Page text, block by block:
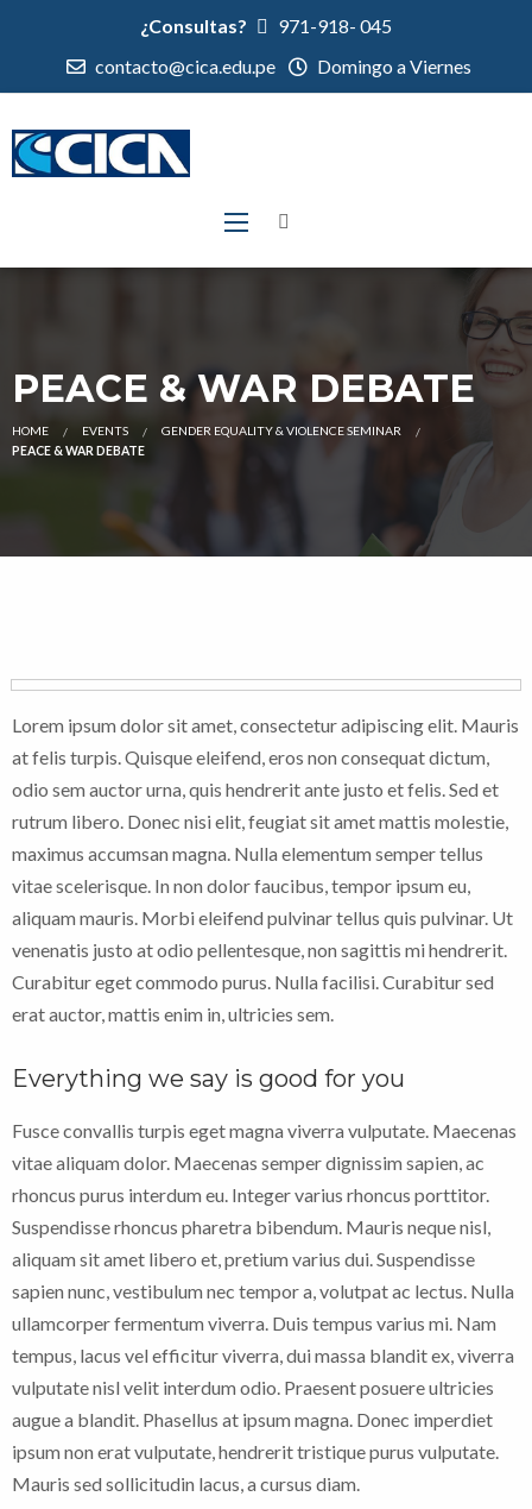
¿Consultas?
971-918- 045
contacto@cica.edu.pe
Domingo a Viernes
PEACE & WAR DEBATE
HOME EVENTS
GENDER EQUALITY & VIOLENCE SEMINAR
PEACE & WAR DEBATE
Lorem ipsum dolor sit amet, consectetur adipiscing elit. Mauris
at felis turpis. Quisque eleifend, eros non consequat dictum,
odio sem auctor urna, quis hendrerit ante justo et felis. Sed et
rutrum libero. Donec nisi elit, feugiat sit amet mattis molestie,
maximus accumsan magna. Nulla elementum semper tellus
vitae scelerisque. In non dolor faucibus, tempor ipsum eu,
aliquam mauris. Morbi eleifend pulvinar tellus quis pulvinar. Ut
venenatis justo at odio pellentesque, non sagittis mi hendrerit.
Curabitur eget commodo purus. Nulla facilisi. Curabitur sed
erat auctor, mattis enim in, ultricies sem.
Everything we say is good for you
Fusce convallis turpis eget magna viverra vulputate. Maecenas
vitae aliquam dolor. Maecenas semper dignissim sapien, ac
rhoncus purus interdum eu. Integer varius rhoncus porttitor.
Suspendisse rhoncus pharetra bibendum. Mauris neque nisl,
aliquam sit amet libero et, pretium varius dui. Suspendisse
sapien nunc, vestibulum nec tempor a, volutpat ac lectus. Nulla
ullamcorper fermentum viverra. Duis tempus varius mi. Nam
tempus, lacus vel efficitur viverra, dui massa blandit ex, viverra
vulputate nisl velit interdum odio. Praesent posuere ultricies
augue a blandit. Phasellus at ipsum magna. Donec imperdiet
ipsum non erat vulputate, hendrerit tristique purus vulputate.
Mauris sed sollicitudin lacus, a cursus diam.